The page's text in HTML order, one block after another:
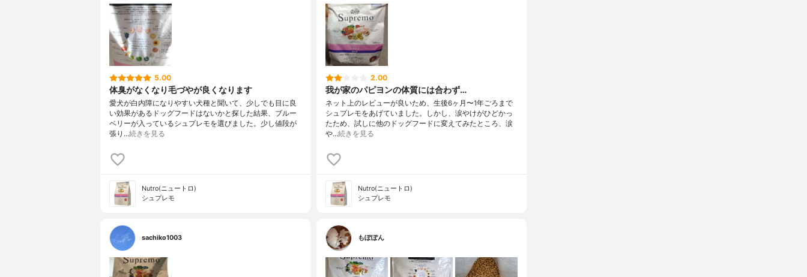
5.00
体臭がなくなり毛づやが良くなります
愛犬が白内障になりやすい犬種と聞いて、少しでも目に良
い効果があるドッグフードはないかと探した結果、ブルー
ベリーが入っているシュプレモを選びました。少し値段が
張り…続きを見る
Nutro(ニュートロ)
シュプレモ
2.00
我が家のパピヨンの体質には合わず…
ネット上のレビューが良いため、生後6ヶ月〜1年ごろまで
シュプレモをあげていました。しかし、涙やけがひどかっ
たため、試しに他のドッグフードに変えてみたところ、涙
や…続きを見る
Nutro(ニュートロ)
シュプレモ
sachiko1003 もぽぽん